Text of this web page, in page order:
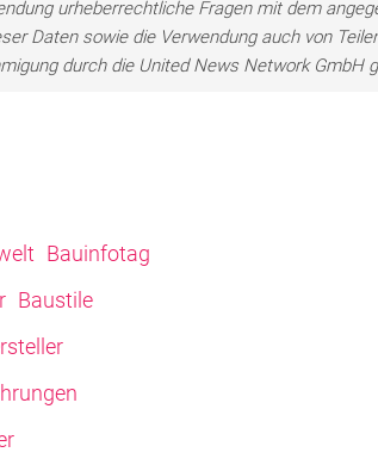
urheberrechtliche Fragen mit dem
Daten sowie die Verwendung auch von
durch die United News Network GmbH
Bauinfotag
Baustile